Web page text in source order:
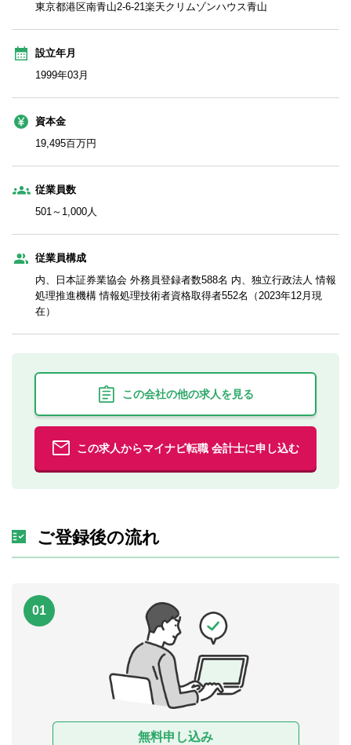
東京都港区南青山2-6-21楽天クリムゾンハウス青山
設立年月
1999年03月
資本金
19,495百万円
従業員数
501～1,000人
従業員構成
内、日本証券業協会 外務員登録者数588名 内、独立行政法人 情報
処理推進機構 情報処理技術者資格取得者552名（2023年12月現
在）
この会社の他の求人を見る
この求人からマイナビ転職 会計士に申し込む
ご登録後の流れ
01
無料申し込み